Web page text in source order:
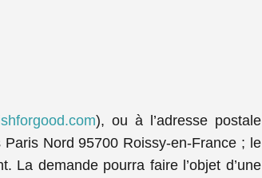
), ou à l’adresse postale
Nord 95700 Roissy-en-France ; le
La demande pourra faire l’objet d’une